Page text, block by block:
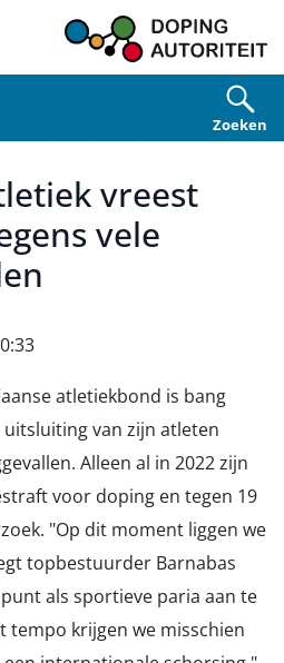
Zoeken
vreest
vele
atletiekbond is bang
van zijn atleten
Alleen al in 2022 zijn
voor doping en tegen 19
"Op dit moment liggen we
topbestuurder Barnabas
als sportieve paria aan te
tempo krijgen we misschien